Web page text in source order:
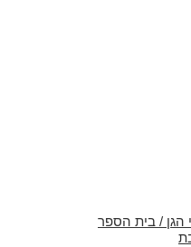
הגן / בית הספר